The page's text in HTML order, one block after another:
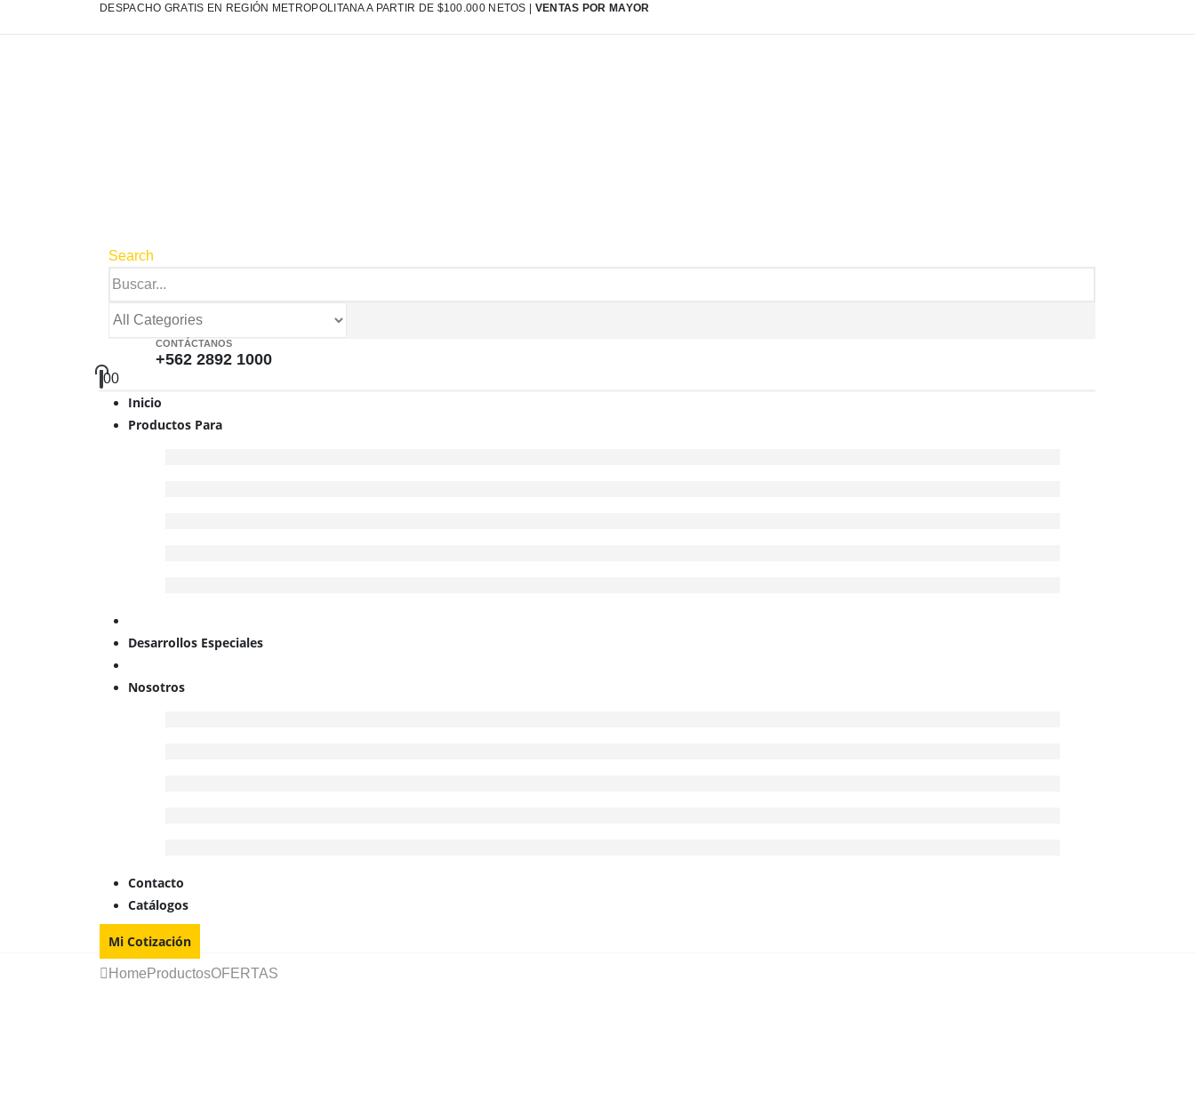
DESPACHO GRATIS EN REGIÓN METROPOLITANA A PARTIR DE $100.000 NETOS | VENTAS POR MAYOR
Search
CONTÁCTANOS
+562 2892 1000
00
Inicio
Productos Para
Desarrollos Especiales
Nosotros
Contacto
Catálogos
Mi Cotización
Home ProductosOFERTAS